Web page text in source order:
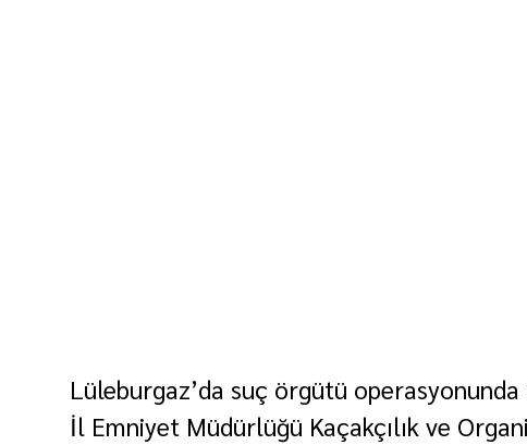
Lüleburgaz’da suç örgütü operasyonunda
İl Emniyet Müdürlüğü Kaçakçılık ve